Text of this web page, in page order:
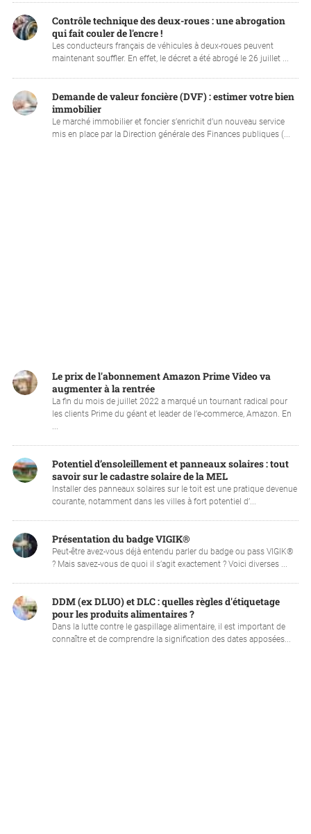
Contrôle technique des deux-roues : une abrogation
qui fait couler de l'encre !
Les conducteurs français de véhicules à deux-roues peuvent
maintenant souffler. En effet, le décret a été abrogé le 26 juillet ...
Demande de valeur foncière (DVF) : estimer votre bien
immobilier
Le marché immobilier et foncier s’enrichit d’un nouveau service
mis en place par la Direction générale des Finances publiques (...
Le prix de l'abonnement Amazon Prime Video va
augmenter à la rentrée
La fin du mois de juillet 2022 a marqué un tournant radical pour
les clients Prime du géant et leader de l’e-commerce, Amazon. En
Potentiel d’ensoleillement et panneaux solaires : tout
savoir sur le cadastre solaire de la MEL
Installer des panneaux solaires sur le toit est une pratique devenue
courante, notamment dans les villes à fort potentiel d’...
Présentation du badge VIGIK®
Peut-être avez-vous déjà entendu parler du badge ou pass VIGIK®
? Mais savez-vous de quoi il s’agit exactement ? Voici diverses ...
DDM (ex DLUO) et DLC : quelles règles d'étiquetage
pour les produits alimentaires ?
Dans la lutte contre le gaspillage alimentaire, il est important de
connaître et de comprendre la signification des dates apposées...